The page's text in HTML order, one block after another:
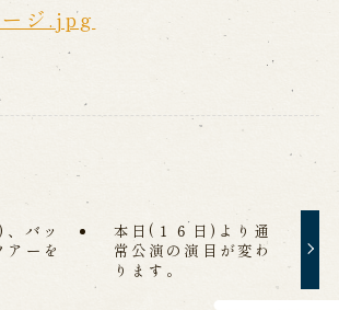
生み神話
瑠璃の歴史
伝統芸能
内
金 アクセス 館内のご案内
バッ
アーを
本日(１６日)より通
常公演の演目が変わ
ります。